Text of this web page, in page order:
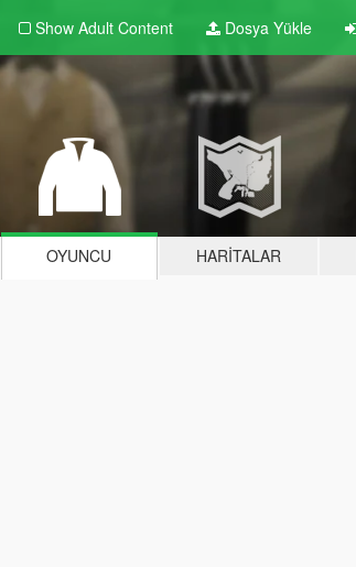
Show Adult Content Dosya Yükle
OYUNCU HARITALAR